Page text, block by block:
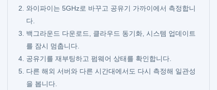
와이파이는 5GHz로 바꾸고 공유기 가까이에서 측정합니
다.
백그라운드 다운로드, 클라우드 동기화, 시스템 업데이트
를 잠시 멈춥니다.
공유기를 재부팅하고 펌웨어 상태를 확인합니다.
다른 해외 서버와 다른 시간대에서도 다시 측정해 일관성
을 봅니다.